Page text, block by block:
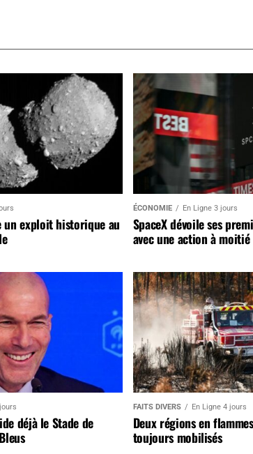
un exploit historique au
ÉCONOMIE En Ligne 3 jours
SpaceX dévoile ses
avec une action à
déjà le Stade de
FAITS DIVERS En Ligne 4 jours
Deux régions en
toujours mobilisés